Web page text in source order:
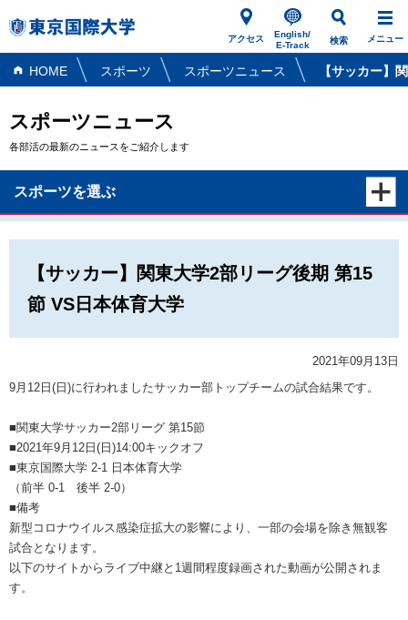
アクセス
English/
E-Track
検索 メニュー
HOME スポーツ スポーツニュース 【サッカー】
スポーツニュース
各部活の最新のニュースをご紹介します
スポーツを選ぶ
【サッカー】関東大学2部リーグ後期 第15
節 VS日本体育大学
2021年09月13日
9月12日(日)に行われましたサッカー部トップチームの試合結果です。
■関東大学サッカー2部リーグ 第15節
■2021年9月12日(日)14:00キックオフ
■東京国際大学 2-1 日本体育大学
（前半 0-1 後半 2-0）
■備考
新型コロナウイルス感染症拡大の影響により、一部の会場を除き無観客
試合となります。
以下のサイトからライブ中継と1週間程度録画された動画が公開されま
す。